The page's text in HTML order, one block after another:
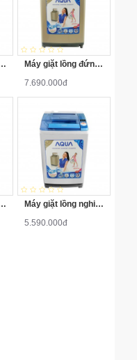
Aqua AQW-F800Z1T 8kg
Máy giặt lồng đứng Aqua AQW-DQW90ZT 9kg
7.690.000đ
Aqua AQW-F800Z2T 8kg
Máy giặt lồng nghiêng Aqua AQW-QW90ZT-S 9kg
5.590.000đ